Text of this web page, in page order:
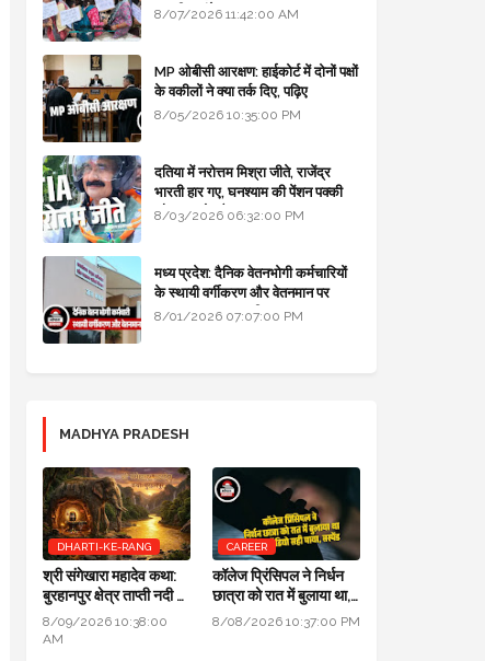
घर भी जाएंगे
8/07/2026 11:42:00 AM
MP ओबीसी आरक्षण: हाईकोर्ट में दोनों पक्षों
के वकीलों ने क्या तर्क दिए, पढ़िए
8/05/2026 10:35:00 PM
दतिया में नरोत्तम मिश्रा जीते, राजेंद्र
भारती हार गए, घनश्याम की पेंशन पक्की
और आशुतोष बैक टू...
8/03/2026 06:32:00 PM
मध्य प्रदेश: दैनिक वेतनभोगी कर्मचारियों
के स्थायी वर्गीकरण और वेतनमान पर
सरकार का बड़ा स्पष्टीकरण
8/01/2026 07:07:00 PM
MADHYA PRADESH
DHARTI-KE-RANG
श्री संगेखारा महादेव कथा:
बुरहानपुर क्षेत्र ताप्ती नदी में
स्थित 900 वर्ष प्राचीन
दिव्य अखंड शिवलिंग
8/09/2026 10:38:00
AM
CAREER
कॉलेज प्रिंसिपल ने निर्धन
छात्रा को रात में बुलाया था,
जांच में ऑडियो सही पाया,
8/08/2026 10:37:00 PM